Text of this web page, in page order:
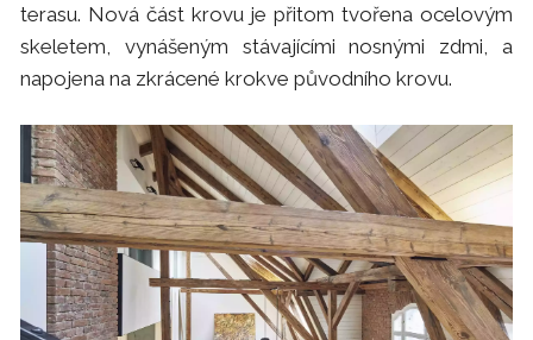
terasu. Nová část krovu je přitom tvořena ocelovým
skeletem, vynášeným stávajícími nosnými zdmi, a
napojena na zkrácené krokve původního krovu.